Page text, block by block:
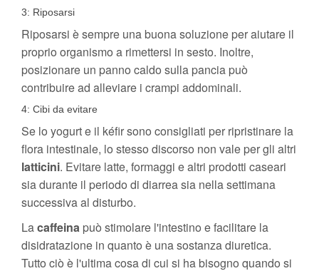
3: Riposarsi
Riposarsi è sempre una buona soluzione per aiutare il
proprio organismo a rimettersi in sesto. Inoltre,
posizionare un panno caldo sulla pancia può
contribuire ad alleviare i crampi addominali.
4: Cibi da evitare
Se lo yogurt e il kéfir sono consigliati per ripristinare la
flora intestinale, lo stesso discorso non vale per gli altri
latticini. Evitare latte, formaggi e altri prodotti caseari
sia durante il periodo di diarrea sia nella settimana
successiva al disturbo.
Lacaffeina può stimolare l'intestino e facilitare la
disidratazione in quanto è una sostanza diuretica.
Tutto ciò è l'ultima cosa di cui si ha bisogno quando si